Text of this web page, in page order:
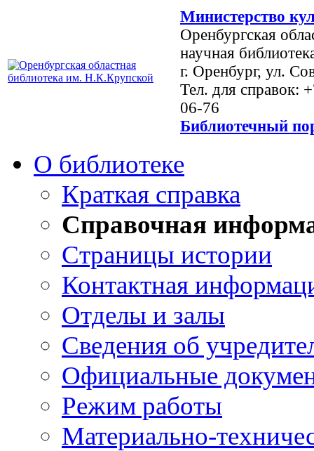
Министерство
Оренбургская
научная
г. Оренбург, ул.
Тел. для справок:
06-76
Библиотечный
О библиотеке
Краткая справка
Справочная
Страницы истории
Контактная
Отделы и залы
Сведения об
Официальные
Режим работы
Материально-